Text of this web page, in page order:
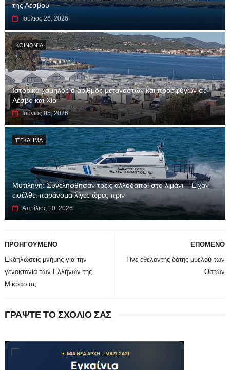
της Λέσβου
Ιούλιος 26, 2026
ΚΟΙΝΩΝΊΑ
Ιστορικά χαμηλός ο αριθμός μεταναστών και προσφύγων σε
Λέσβο και Χίο
Ιούνιος 05, 2026
ΈΓΚΛΗΜΑ
Μυτιλήνη: Συνελήφθησαν τρεις αλλοδαποί στο λιμάνι – Είχαν
εισέλθει παράνομα λίγες ώρες πριν
Απρίλιος 10, 2026
ΕΠΟΜΕΝΟ
Γίνε εθελοντής δότης μυελού των
Οστών
ΠΡΟΗΓΟΥΜΕΝΟ
Εκδηλώσεις μνήμης για την
γενοκτονία των Ελλήνων της
Μικρασιας
ΓΡΑΨΤΕ ΤΟ ΣΧΟΛΙΟ ΣΑΣ